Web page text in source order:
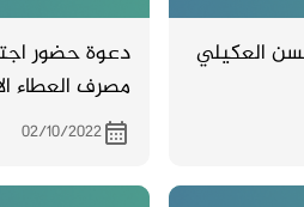
العكيلي
دعوة حضور
مصرف العطاء
مصرف العطاء
02/10/2022